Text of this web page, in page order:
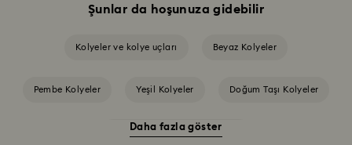
Şunlar da hoşunuza gidebilir
Kolyeler ve kolye uçları Beyaz Kolyeler
Pembe Kolyeler Yeşil Kolyeler Doğum Taşı Kolyeler
Altın Rengi Kaplama Kolyeler
Daha fazla göster